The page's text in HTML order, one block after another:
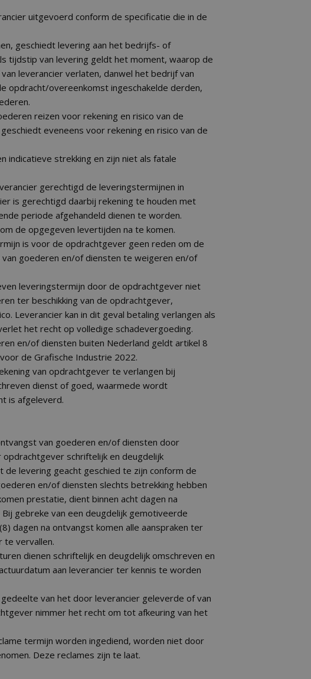
uitgevoerd conform de specificatie die in de
geschiedt levering aan het bedrijfs- of
tijdstip van levering geldt het moment, waarop de
leverancier verlaten, danwel het bedrijf van
opdracht/overeenkomst ingeschakelde derden,
reizen voor rekening en risico van de
eveneens voor rekening en risico van de
indicatieve strekking en zijn niet als fatale
gerechtigd de leveringstermijnen in
is gerechtigd daarbij rekening te houden met
periode afgehandeld dienen te worden.
de opgegeven levertijden na te komen.
is voor de opdrachtgever geen reden om de
goederen en/of diensten te weigeren en/of
leveringstermijn door de opdrachtgever niet
ter beschikking van de opdrachtgever,
Leverancier kan in dit geval betaling verlangen als
het recht op volledige schadevergoeding.
en/of diensten buiten Nederland geldt artikel 8
de Grafische Industrie 2022.
van opdrachtgever te verlangen bij
dienst of goed, waarmede wordt
is afgeleverd.
van goederen en/of diensten door
schriftelijk en deugdelijk
levering geacht geschied te zijn conform de
en/of diensten slechts betrekking hebben
prestatie, dient binnen acht dagen na
gebreke van een deugdelijk gemotiveerde
dagen na ontvangst komen alle aanspraken ter
te vervallen.
dienen schriftelijk en deugdelijk omschreven en
aan leverancier ter kennis te worden
van het door leverancier geleverde of van
nimmer het recht om tot afkeuring van het
termijn worden ingediend, worden niet door
Deze reclames zijn te laat.